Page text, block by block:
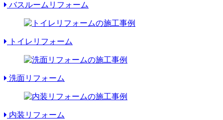
バスルームリフォーム
トイレリフォーム
洗面リフォーム
内装リフォーム